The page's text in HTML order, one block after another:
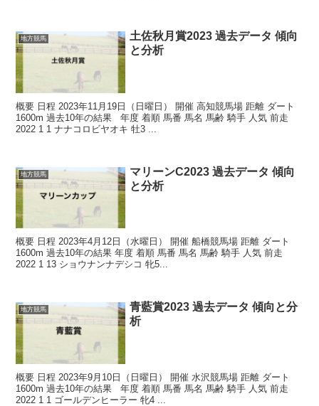
地方競馬
土佐秋月賞2023 過去データ 傾向
と分析
概要 日程 2023年11月19日（日曜日） 開催 高知競馬場 距離 ダート
1600m 過去10年の結果 年度 着順 馬番 馬名 馬齢 騎手 人気 前走
2022 1 1 ナナコロビヤオキ 牡3 ...
地方競馬
マリーンC2023 過去データ 傾向
と分析
概要 日程 2023年4月12日（水曜日） 開催 船橋競馬場 距離 ダート
1600m 過去10年の結果 年度 着順 馬番 馬名 馬齢 騎手 人気 前走
2022 1 13 ショウナンナデシコ 牝5...
地方競馬
青藍賞2023 過去データ 傾向と分
析
概要 日程 2023年9月10日（日曜日） 開催 水沢競馬場 距離 ダート
1600m 過去10年の結果 年度 着順 馬番 馬名 馬齢 騎手 人気 前走
2022 1 1 ゴールデンヒーラー 牝4 ...